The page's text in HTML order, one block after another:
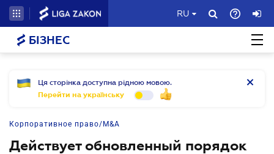
RU
БІЗНЕС
Ця сторінка доступна рідною мовою.
Перейти на українську
Корпоративное право/M&A
Действует обновленный порядок